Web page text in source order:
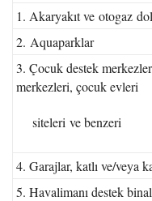
1. Akaryakıt ve otogaz
2. Aquaparklar
3. Çocuk destek
merkezleri, çocuk evleri
siteleri ve benzeri
4. Garajlar, katlı ve/veya
5. Havalimanı destek